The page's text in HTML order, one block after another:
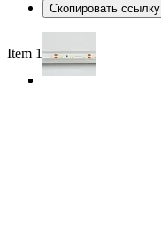
Скопировать ссылку
Item 1 of 4